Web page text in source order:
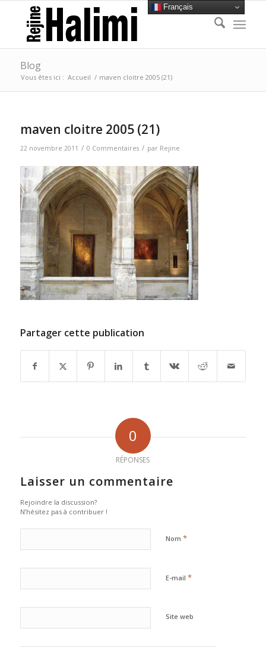
Blog
Vous êtes ici : Accueil / maven cloitre 2005 (21)
maven cloitre 2005 (21)
22 novembre 2011 / 0 Commentaires / par Rejine
Partager cette publication
0
RÉPONSES
Laisser un commentaire
Rejoindre la discussion?
N’hésitez pas à contribuer !
Nom *
E-mail *
Site web
Français